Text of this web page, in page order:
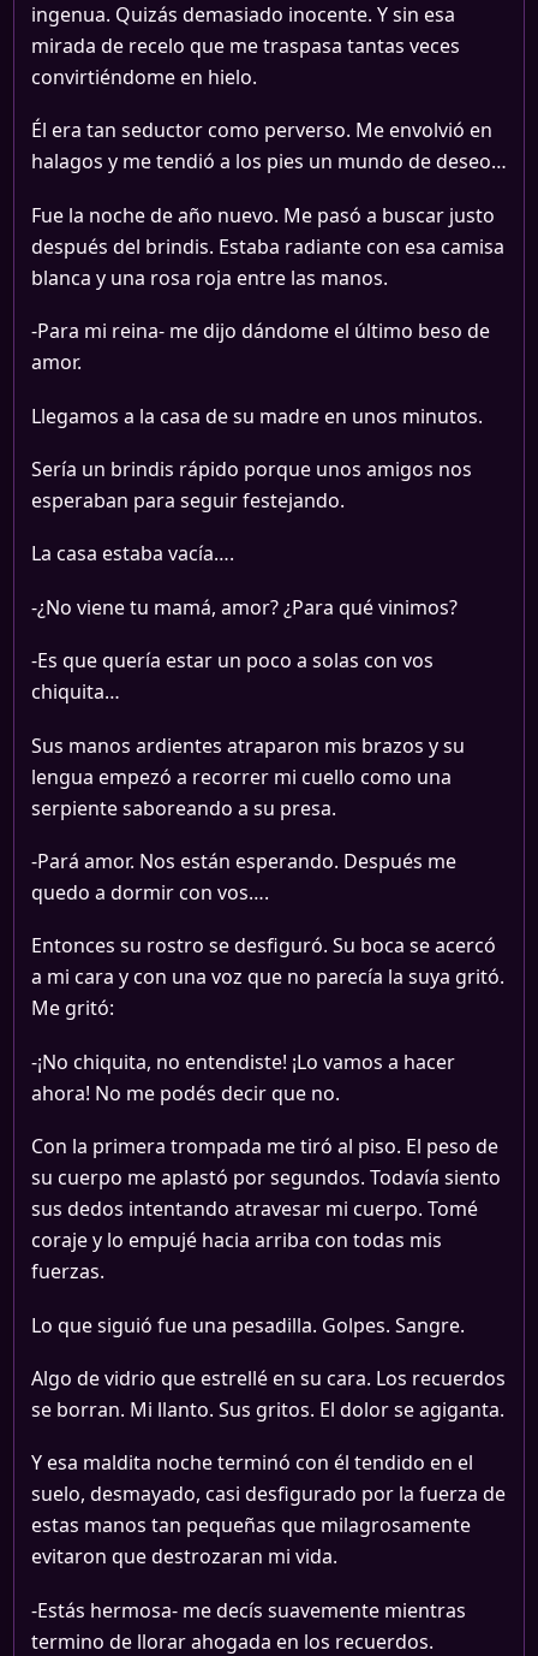
ingenua. Quizás demasiado inocente. Y sin esa
mirada de recelo que me traspasa tantas veces
convirtiéndome en hielo.
Él era tan seductor como perverso. Me envolvió en
halagos y me tendió a los pies un mundo de deseo…
Fue la noche de año nuevo. Me pasó a buscar justo
después del brindis. Estaba radiante con esa camisa
blanca y una rosa roja entre las manos.
-Para mi reina- me dijo dándome el último beso de
amor.
Llegamos a la casa de su madre en unos minutos.
Sería un brindis rápido porque unos amigos nos
esperaban para seguir festejando.
La casa estaba vacía….
-¿No viene tu mamá, amor? ¿Para qué vinimos?
-Es que quería estar un poco a solas con vos
chiquita…
Sus manos ardientes atraparon mis brazos y su
lengua empezó a recorrer mi cuello como una
serpiente saboreando a su presa.
-Pará amor. Nos están esperando. Después me
quedo a dormir con vos….
Entonces su rostro se desfiguró. Su boca se acercó
a mi cara y con una voz que no parecía la suya gritó.
Me gritó:
-¡No chiquita, no entendiste! ¡Lo vamos a hacer
ahora! No me podés decir que no.
Con la primera trompada me tiró al piso. El peso de
su cuerpo me aplastó por segundos. Todavía siento
sus dedos intentando atravesar mi cuerpo. Tomé
coraje y lo empujé hacia arriba con todas mis
fuerzas.
Lo que siguió fue una pesadilla. Golpes. Sangre.
Algo de vidrio que estrellé en su cara. Los recuerdos
se borran. Mi llanto. Sus gritos. El dolor se agiganta.
Y esa maldita noche terminó con él tendido en el
suelo, desmayado, casi desfigurado por la fuerza de
estas manos tan pequeñas que milagrosamente
evitaron que destrozaran mi vida.
-Estás hermosa- me decís suavemente mientras
termino de llorar ahogada en los recuerdos.